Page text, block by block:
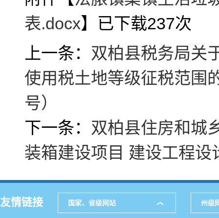
表.docx】已下载237次
上一条： 双柏县税务局关
使用税土地等级征税范围
号）
下一条： 双柏县住房和城
装箱建设项目 建设工程
友情链接 国家、省级网站 州级